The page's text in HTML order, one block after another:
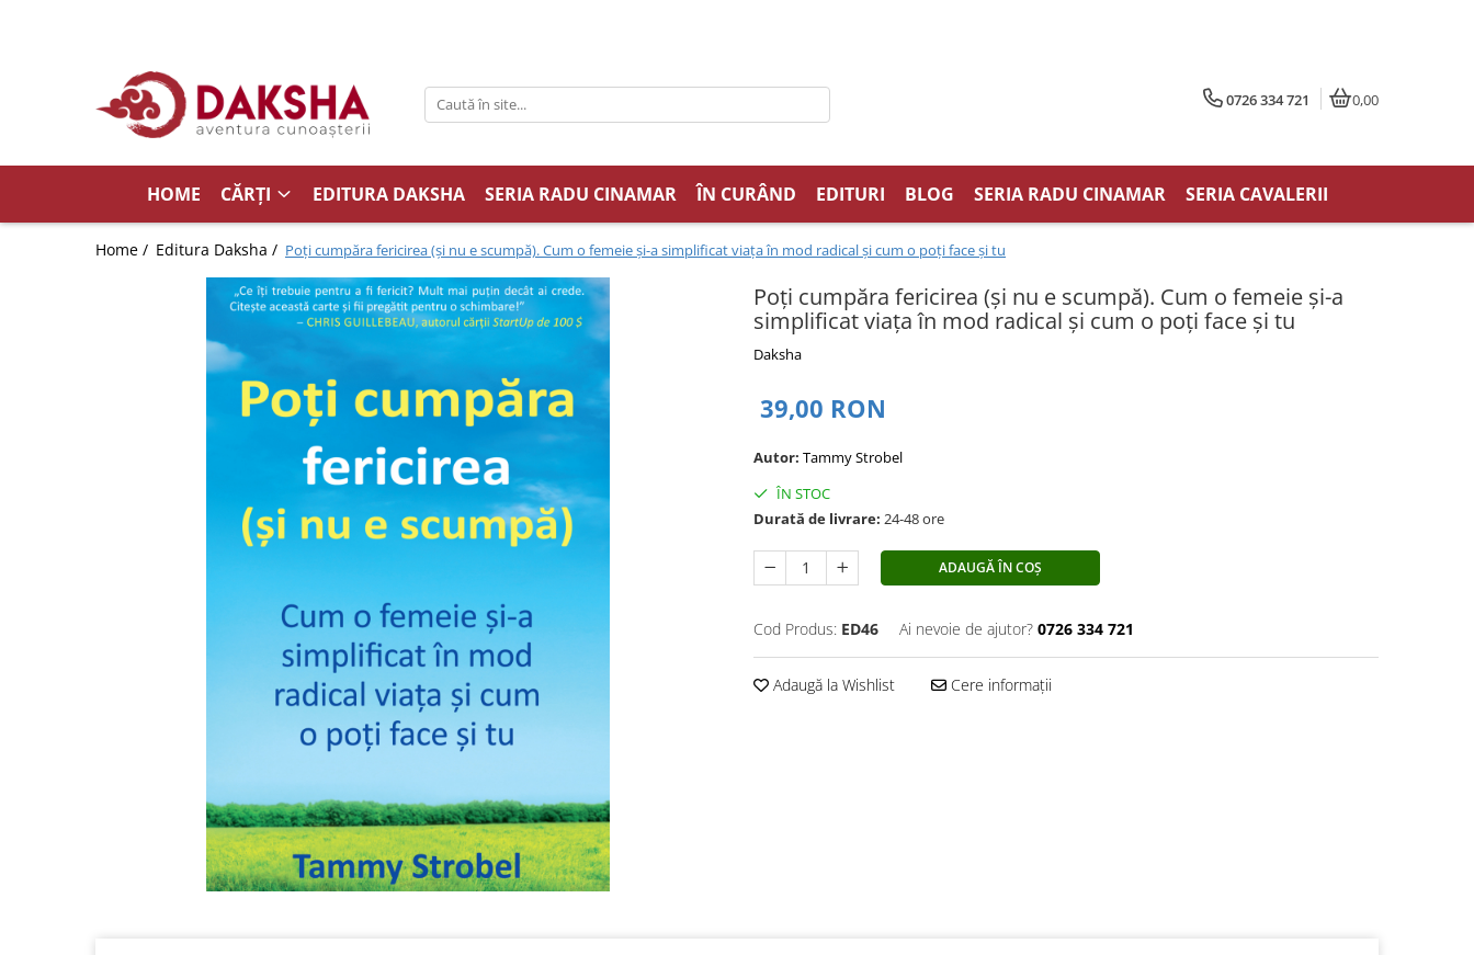
Editura Daksha
Seria Anton Parks
Seria David Icke
Seria Immanuel Velikovsky
0726 334 721 0,00
HOME CĂRȚI EDITURA DAKSHA SERIA RADU CINAMAR ÎN CURÂND EDITURI BLOG SERIA RADU CINAMAR SERIA CAVALERII
Home / Editura Daksha / Poți cumpăra fericirea (și nu e scumpă). Cum o femeie și-a simplificat viața în mod radical și cum o poți face și tu
Poți cumpăra fericirea (și nu e scumpă). Cum o femeie și-a
simplificat viața în mod radical și cum o poți face și tu
Daksha
39,00 RON
Autor: Tammy Strobel
ÎN STOC
Durată de livrare: 24-48 ore
ADAUGĂ ÎN COȘ
Cod Produs: ED46 Ai nevoie de ajutor? 0726 334 721
Adaugă la Wishlist Cere informații